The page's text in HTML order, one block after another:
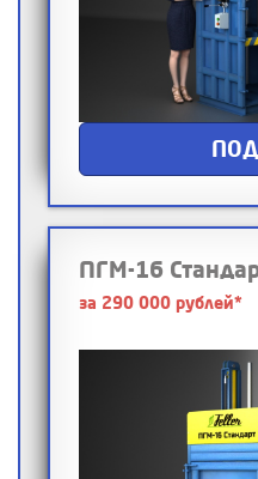
ПГМ-16
за 290 000 рублей*